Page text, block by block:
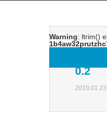
Warning: ltrim()
0.2
2019.01.23